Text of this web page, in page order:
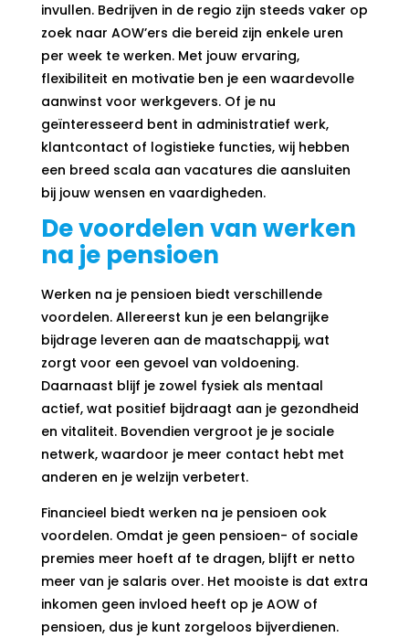
invullen. Bedrijven in de regio zijn steeds vaker op
zoek naar AOW’ers die bereid zijn enkele uren
per week te werken. Met jouw ervaring,
flexibiliteit en motivatie ben je een waardevolle
aanwinst voor werkgevers. Of je nu
geïnteresseerd bent in administratief werk,
klantcontact of logistieke functies, wij hebben
een breed scala aan vacatures die aansluiten
bij jouw wensen en vaardigheden.
De voordelen van werken
na je pensioen
Werken na je pensioen biedt verschillende
voordelen. Allereerst kun je een belangrijke
bijdrage leveren aan de maatschappij, wat
zorgt voor een gevoel van voldoening.
Daarnaast blijf je zowel fysiek als mentaal
actief, wat positief bijdraagt aan je gezondheid
en vitaliteit. Bovendien vergroot je je sociale
netwerk, waardoor je meer contact hebt met
anderen en je welzijn verbetert.
Financieel biedt werken na je pensioen ook
voordelen. Omdat je geen pensioen- of sociale
premies meer hoeft af te dragen, blijft er netto
meer van je salaris over. Het mooiste is dat extra
inkomen geen invloed heeft op je AOW of
pensioen, dus je kunt zorgeloos bijverdienen.